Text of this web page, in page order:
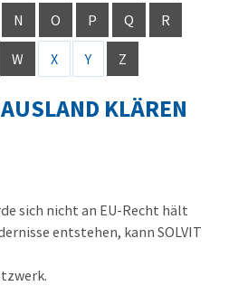
N O P Q R
W X Y Z
KLÄREN
sich nicht an EU-Recht hält
entstehen, kann SOLVIT